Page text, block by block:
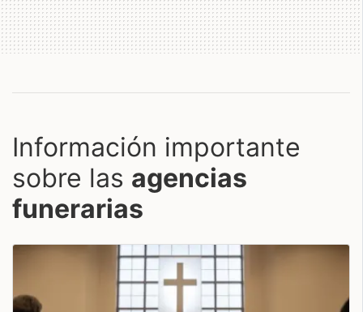
Información importante
sobre las agencias
funerarias